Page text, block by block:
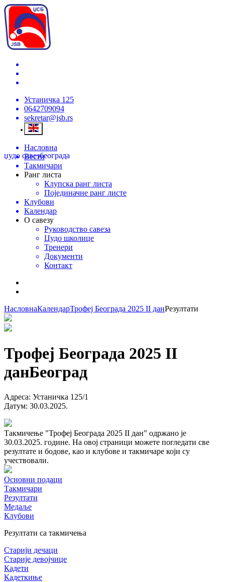
Устаничка 125
0642709094
sekretar@jsb.rs
џудо савезбеограда
Насловна
Вести
Такмичари
Ранг листа
Клупска ранг листа
Појединачне ранг листе
Клубови
Календар
О савезу
Руководство савеза
Џудо школице
Тренери
Документи
Контакт
НасловнаКалендарТрофеј Београда 2025 II данРезултати
Трофеј Београда 2025 II
данБеоград
Адреса: Устаничка 125/1
Датум: 30.03.2025.
Такмичење "Трофеј Београда 2025 II дан" одржано је
30.03.2025. године. На овој страници можете погледати све
резултате и бодове, као и клубове и такмичаре који су
учествовали.
Основни подаци
Такмичари
Резултати
Медаље
Клубови
Резултати са такмичења
Старији дечаци
Старије девојчице
Кадети
Кадеткиње